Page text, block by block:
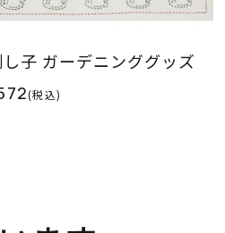
子 ガーデニンググッズ
(税込)